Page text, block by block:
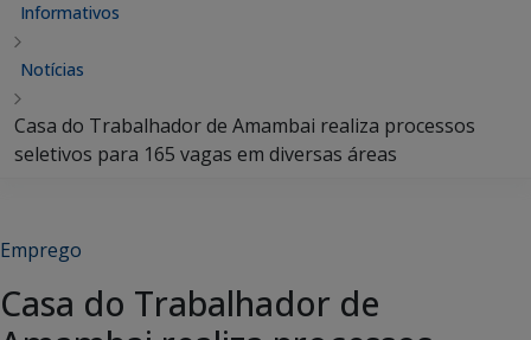
Informativos
Notícias
Casa do Trabalhador de Amambai realiza processos
seletivos para 165 vagas em diversas áreas
Emprego
Casa do Trabalhador de